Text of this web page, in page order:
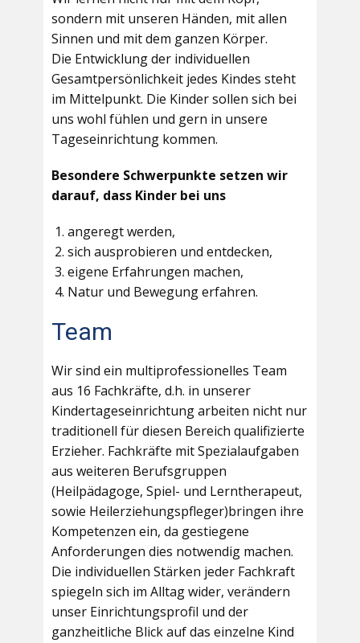
sondern mit unseren Händen, mit allen
Sinnen und mit dem ganzen Körper.
Die Entwicklung der individuellen
Gesamtpersönlichkeit jedes Kindes steht
im Mittelpunkt. Die Kinder sollen sich bei
uns wohl fühlen und gern in unsere
Tageseinrichtung kommen.
Besondere Schwerpunkte setzen wir
darauf, dass Kinder bei uns
angeregt werden,
sich ausprobieren und entdecken,
eigene Erfahrungen machen,
Natur und Bewegung erfahren.
Team
Wir sind ein multiprofessionelles Team
aus 16 Fachkräfte, d.h. in unserer
Kindertageseinrichtung arbeiten nicht nur
traditionell für diesen Bereich qualifizierte
Erzieher. Fachkräfte mit Spezialaufgaben
aus weiteren Berufsgruppen
(Heilpädagoge, Spiel- und Lerntherapeut,
sowie Heilerziehungspfleger)bringen ihre
Kompetenzen ein, da gestiegene
Anforderungen dies notwendig machen.
Die individuellen Stärken jeder Fachkraft
spiegeln sich im Alltag wider, verändern
unser Einrichtungsprofil und der
ganzheitliche Blick auf das einzelne Kind